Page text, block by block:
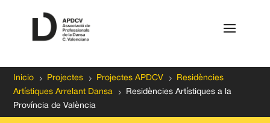
Inicio 5 Projectes 5 Projectes APDCV 5
Residències
Artístiques Arrelant Dansa
5
Residències Artístiques a la
Província de València